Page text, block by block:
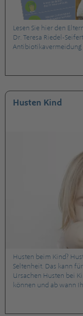
Lesen Sie hier den
Dr. Teresa Riedel-
Husten Kind
Husten beim Kind?
Seltenheit. Das kann
Ursachen Husten bei
können und ab wann